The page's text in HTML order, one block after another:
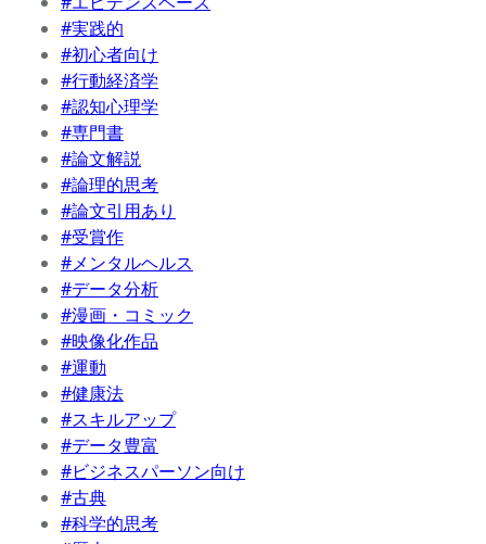
#実践的
#初心者向け
#行動経済学
#認知心理学
#専門書
#論文解説
#論理的思考
#論文引用あり
#受賞作
#メンタルヘルス
#データ分析
#漫画・コミック
#映像化作品
#運動
#健康法
#スキルアップ
#データ豊富
#ビジネスパーソン向け
#古典
#科学的思考